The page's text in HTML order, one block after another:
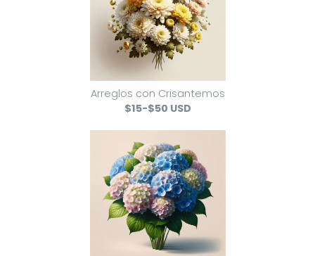
Arreglos con Crisantemos
$15-$50 USD